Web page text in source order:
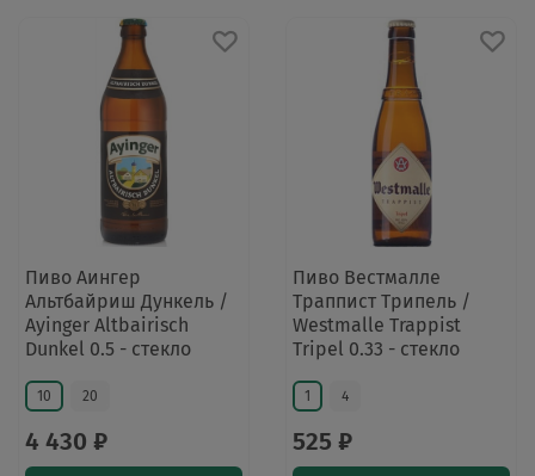
Пиво Аингер
Альтбайриш Дункель /
Ayinger Altbairisch
Dunkel 0.5 - стекло
10 20
4 430 ₽
Пиво Вестмалле
Траппист Трипель /
Westmalle Trappist
Tripel 0.33 - стекло
1 4
525 ₽